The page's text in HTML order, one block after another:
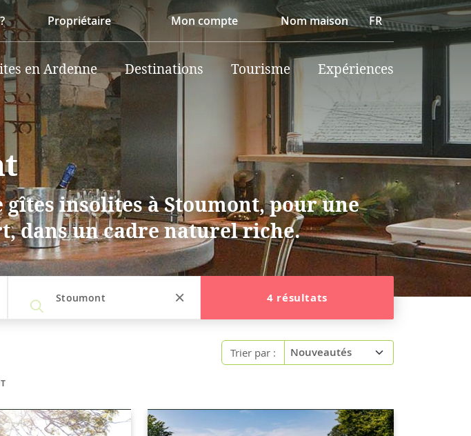
Propriétaire Mon compte Nom maison FR
en Ardenne Destinations Tourisme Expériences
insolites à Stoumont, pour une
dans un cadre naturel riche.
Stoumont 4 résultats
Trier par :